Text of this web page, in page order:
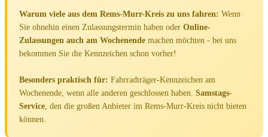
Warum viele aus dem Rems-Murr-Kreis zu uns fahren: Wenn
Sie ohnehin einen Zulassungstermin haben oder Online-
Zulassungen auch am Wochenende machen möchten - bei uns
bekommen Sie die Kennzeichen schon vorher!
Besonders praktisch für: Fahrradträger-Kennzeichen am
Wochenende, wenn alle anderen geschlossen haben. Samstags-
Service, den die großen Anbieter im Rems-Murr-Kreis nicht bieten
können.